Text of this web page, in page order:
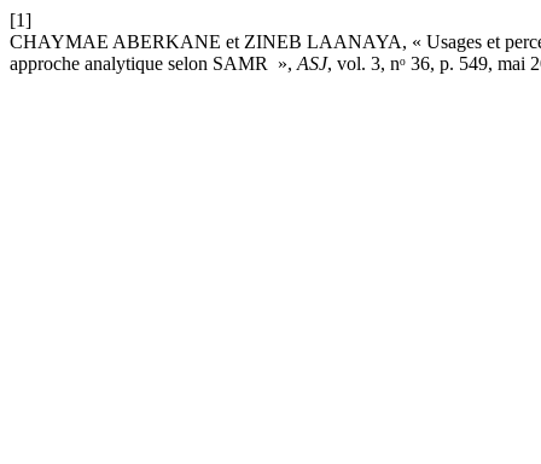
[1]
CHAYMAE ABERKANE et ZINEB LAANAYA, « Usages et
approche analytique selon SAMR », ASJ, vol. 3, nᵒ 36, p. 549, mai